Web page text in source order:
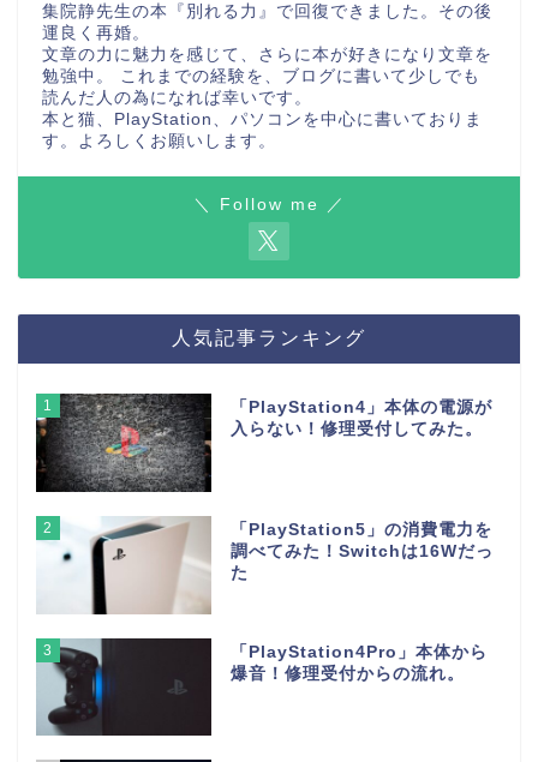
集院静先生の本『別れる力』で回復できました。その後
運良く再婚。
文章の力に魅力を感じて、さらに本が好きになり文章を
勉強中。 これまでの経験を、ブログに書いて少しでも
読んだ人の為になれば幸いです。
本と猫、PlayStation、パソコンを中心に書いておりま
す。よろしくお願いします。
＼ Follow me ／
人気記事ランキング
1
「PlayStation4」本体の電源が
入らない！修理受付してみた。
2
「PlayStation5」の消費電力を
調べてみた！Switchは16Wだっ
た
3
「PlayStation4Pro」本体から
爆音！修理受付からの流れ。